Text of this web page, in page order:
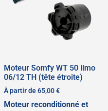
Moteur Somfy WT 50 ilmo
06/12 TH (tête étroite)
À partir de65,00€
Moteur reconditionné et